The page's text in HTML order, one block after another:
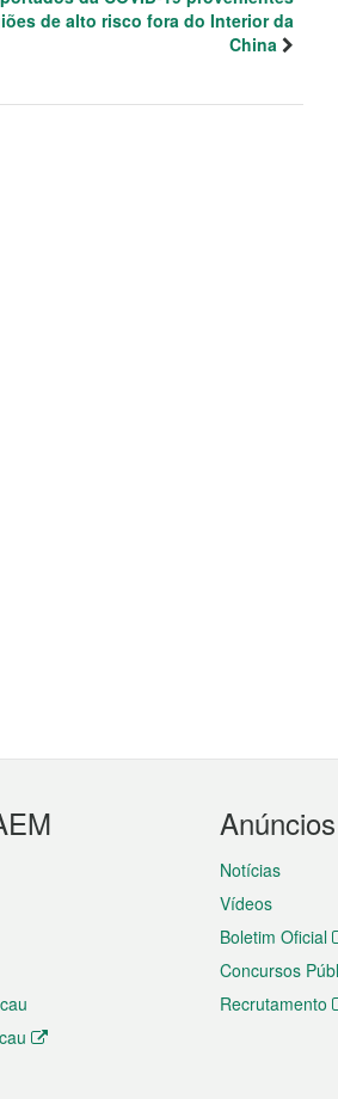
de alto risco fora do Interior da
China
Anúncios
Notícias
Vídeos
Boletim Oficial
Concursos
Recrutamento